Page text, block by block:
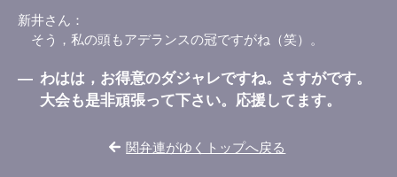
新井さん
そう，私の頭もアデランスの冠ですがね（笑）。
― わはは，お得意のダジャレですね。さすがです。
大会も是非頑張って下さい。応援してます。
関弁連がゆくトップへ戻る